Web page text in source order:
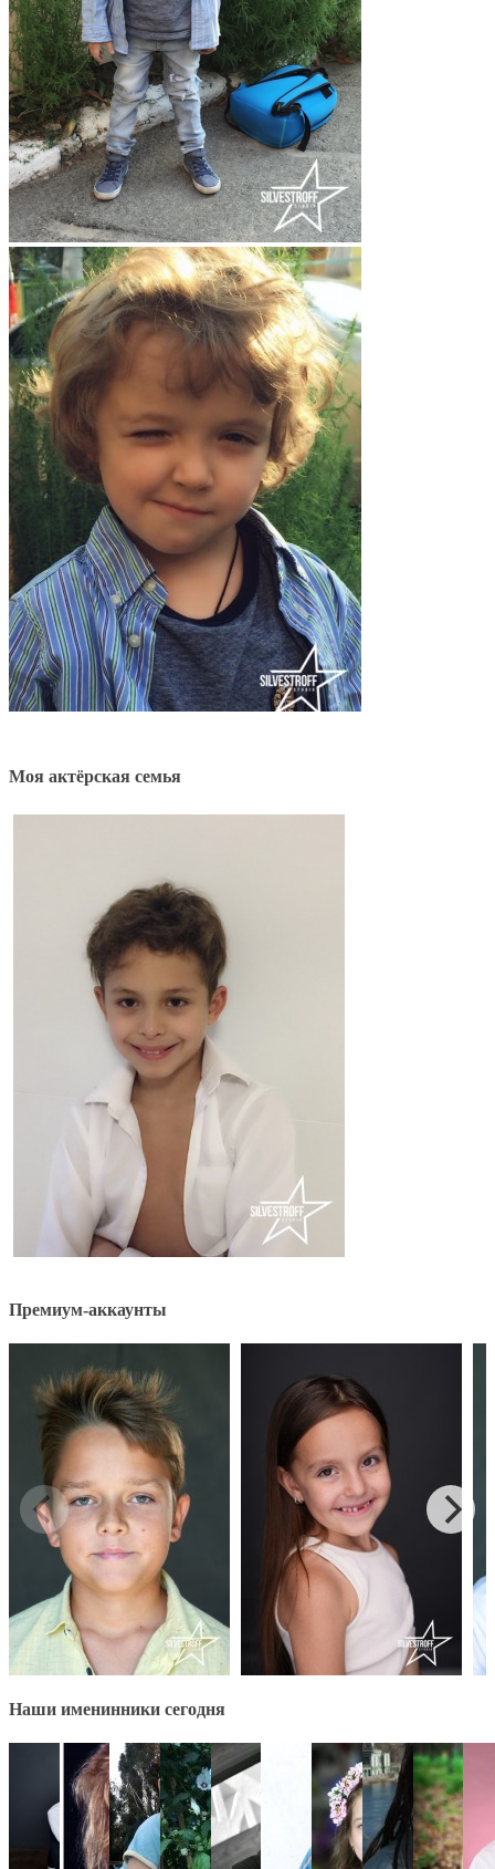
Моя актёрская семья
Премиум-аккаунты
Наши именинники сегодня